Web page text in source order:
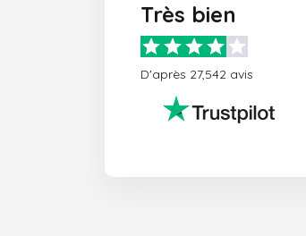
Très bien
D'après 27,542 avis